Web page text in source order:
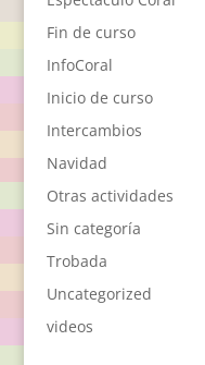
Fin de curso
InfoCoral
Inicio de curso
Intercambios
Navidad
Otras actividades
Sin categoría
Trobada
Uncategorized
videos